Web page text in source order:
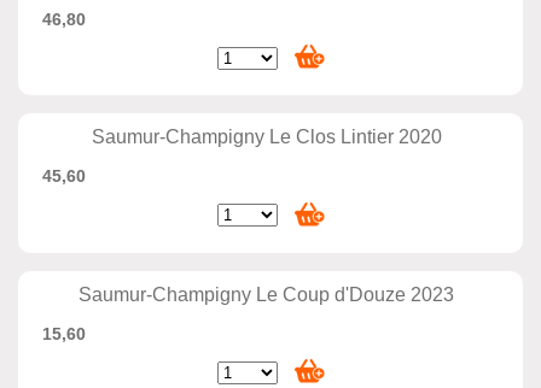
46,80
Saumur-Champigny Le Clos Lintier 2020
45,60
Saumur-Champigny Le Coup d'Douze 2023
15,60